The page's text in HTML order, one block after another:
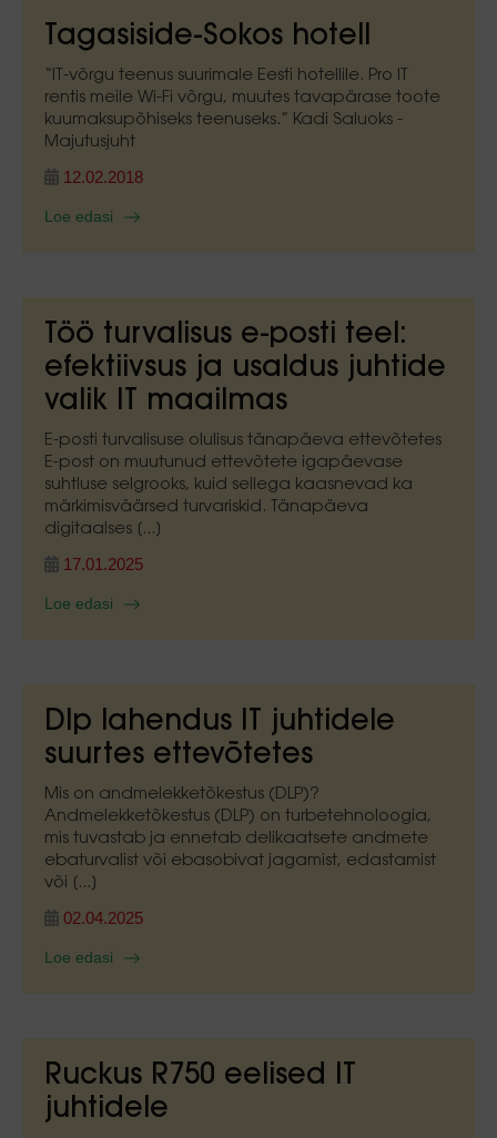
Tagasiside-Sokos hotell
“IT-võrgu teenus suurimale Eesti hotellile. Pro IT
rentis meile Wi-Fi võrgu, muutes tavapärase toote
kuumaksupõhiseks teenuseks.” Kadi Saluoks -
Majutusjuht
12.02.2018
Loe edasi
Töö turvalisus e-posti teel:
efektiivsus ja usaldus juhtide
valik IT maailmas
E-posti turvalisuse olulisus tänapäeva ettevõtetes
E-post on muutunud ettevõtete igapäevase
suhtluse selgrooks, kuid sellega kaasnevad ka
märkimisväärsed turvariskid. Tänapäeva
digitaalses [...]
17.01.2025
Loe edasi
Dlp lahendus IT juhtidele
suurtes ettevõtetes
Mis on andmelekketõkestus (DLP)?
Andmelekketõkestus (DLP) on turbetehnoloogia,
mis tuvastab ja ennetab delikaatsete andmete
ebaturvalist või ebasobivat jagamist, edastamist
või [...]
02.04.2025
Loe edasi
Ruckus R750 eelised IT
juhtidele